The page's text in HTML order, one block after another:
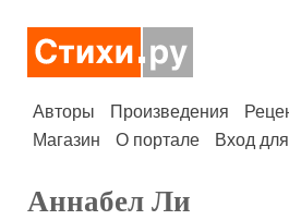
Авторы Произведения
Магазин
О портале Вход
Аннабел Ли